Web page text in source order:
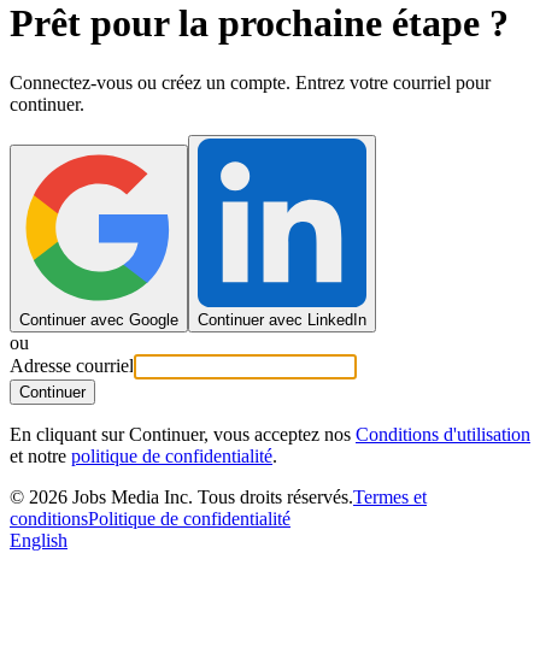
Prêt pour la prochaine étape ?
Connectez-vous ou créez un compte. Entrez votre courriel pour
continuer.
Continuer avec Google Continuer avec LinkedIn
ou
Adresse courriel
Continuer
En cliquant sur Continuer, vous acceptez nos Conditions d'utilisation
et notre politique de confidentialité.
© 2026 Jobs Media Inc. Tous droits réservés.Termes et
conditionsPolitique de confidentialité
English